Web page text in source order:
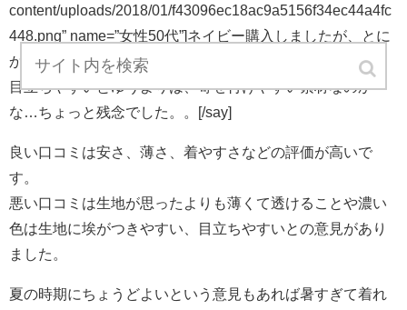
content/uploads/2018/01/f43096ec18ac9a5156f34ec44a4fc
448.png” name=”女性50代”]ネイビー購入しましたが、とに
かく洗濯するたびにホコリが付いて埃まみれになります。
目立ちやすいとゆうよりは、寄せ付けやすい素材なのか
な…ちょっと残念でした。。[/say]
良い口コミは安さ、薄さ、着やすさなどの評価が高いで
す。
悪い口コミは生地が思ったよりも薄くて透けることや濃い
色は生地に埃がつきやすい、目立ちやすいとの意見があり
ました。
夏の時期にちょうどよいという意見もあれば暑すぎて着れ